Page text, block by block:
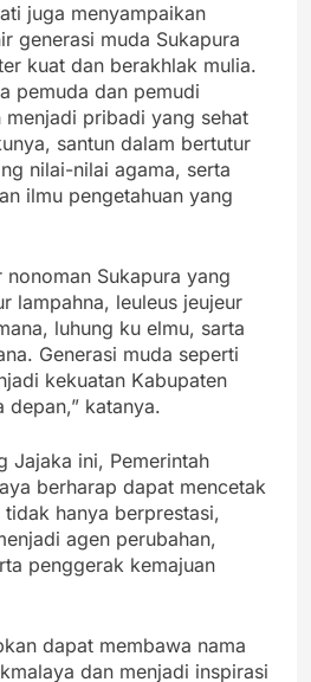
juga menyampaikan
generasi muda Sukapura
kuat dan berakhlak mulia.
pemuda dan pemudi
menjadi pribadi yang sehat
santun dalam bertutur
nilai-nilai agama, serta
ilmu pengetahuan yang
nonoman Sukapura yang
lampahna, leuleus jeujeur
luhung ku elmu, sarta
Generasi muda seperti
kekuatan Kabupaten
depan,” katanya.
Jajaka ini, Pemerintah
berharap dapat mencetak
hanya berprestasi,
agen perubahan,
penggerak kemajuan
dapat membawa nama
dan menjadi inspirasi